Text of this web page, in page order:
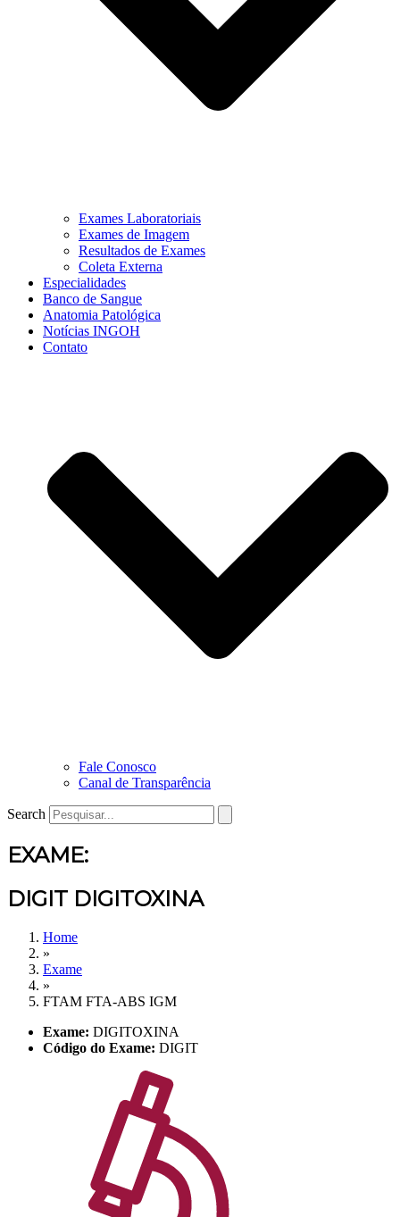
Exames Laboratoriais
Exames de Imagem
Resultados de Exames
Coleta Externa
Especialidades
Banco de Sangue
Anatomia Patológica
Notícias INGOH
Contato
Fale Conosco
Canal de Transparência
Search
EXAME:
DIGIT DIGITOXINA
Home
»
Exame
»
FTAM FTA-ABS IGM
Exame: DIGITOXINA
Código do Exame: DIGIT